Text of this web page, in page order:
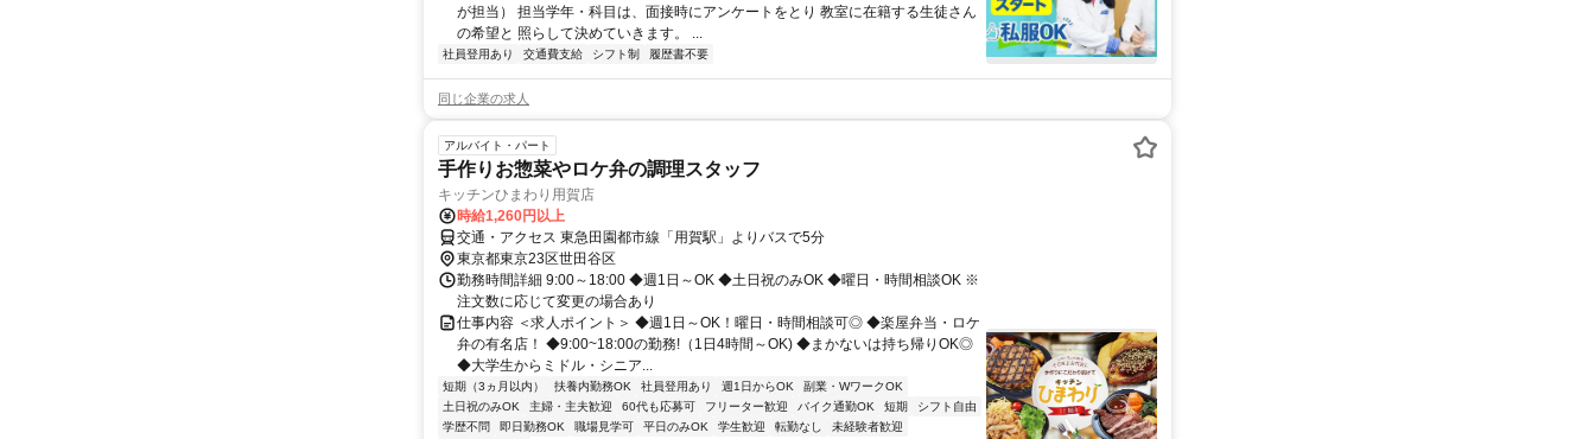
が担当） 担当学年・科目は、面接時にアンケートをとり 教室に在籍する生徒さん
の希望と 照らして決めていきます。 ...
社員登用あり 交通費支給 シフト制 履歴書不要
同じ企業の求人
アルバイト・パート
手作りお惣菜やロケ弁の調理スタッフ
キッチンひまわり用賀店
時給1,260円以上
交通・アクセス 東急田園都市線「用賀駅」よりバスで5分
東京都東京23区世田谷区
勤務時間詳細 9:00～18:00 ◆週1日～OK ◆土日祝のみOK ◆曜日・時間相談OK ※
注文数に応じて変更の場合あり
仕事内容 ＜求人ポイント＞ ◆週1日～OK！曜日・時間相談可◎ ◆楽屋弁当・ロケ
弁の有名店！ ◆9:00~18:00の勤務!（1日4時間～OK) ◆まかないは持ち帰りOK◎
◆大学生からミドル・シニア...
短期（3ヵ月以内） 扶養内勤務OK 社員登用あり 週1日からOK
副業・WワークOK
土日祝のみOK
主婦・主夫歓迎 60代も応募可 フリーター歓迎 バイク通勤OK 短期
シフト自由
学歴不問
即日勤務OK 職場見学可 平日のみOK 学生歓迎 転勤なし
未経験者歓迎